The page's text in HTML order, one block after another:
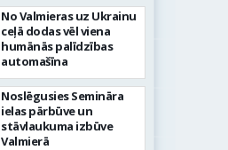
slimnīcā
No Valmieras uz Ukrainu
ceļā dodas vēl viena
humānās palīdzības
automašīna
Noslēgusies Semināra
ielas pārbūve un
stāvlaukuma izbūve
Valmierā